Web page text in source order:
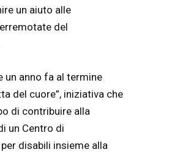
un aiuto alle
del
un anno fa al termine
del cuore”, iniziativa che
di contribuire alla
un Centro di
disabili insieme alla